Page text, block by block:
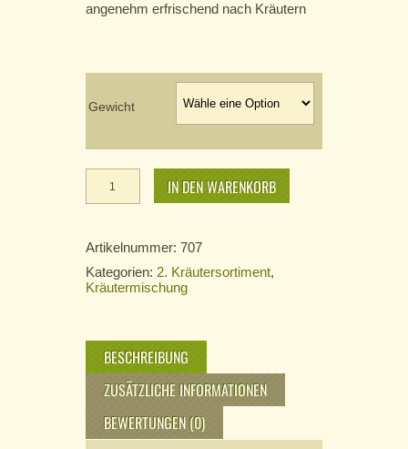
angenehm erfrischend nach Kräutern
Gewicht
Friesenwind
Menge
IN DEN WARENKORB
Artikelnummer: 707
Kategorien: 2. Kräutersortiment,
Kräutermischung
BESCHREIBUNG
ZUSÄTZLICHE INFORMATIONEN
BEWERTUNGEN (0)